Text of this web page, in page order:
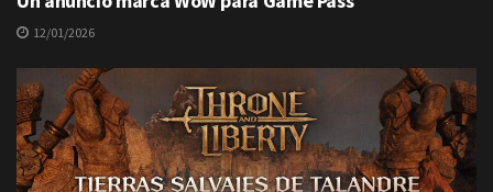
12/01/2026